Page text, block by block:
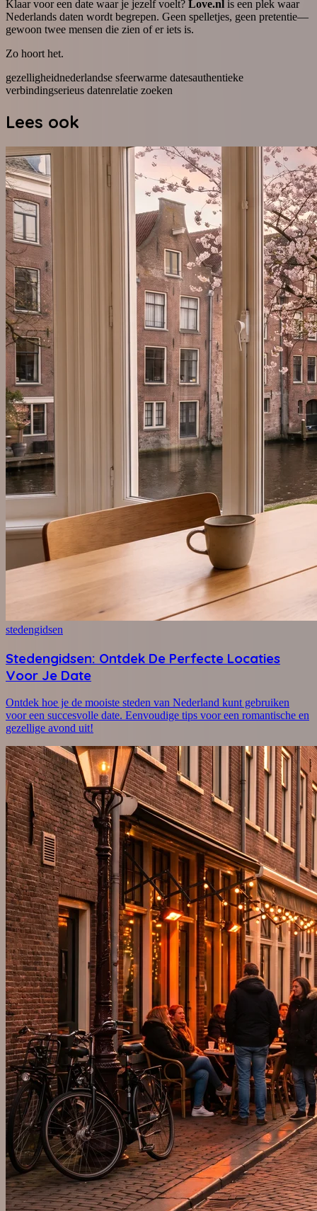
Klaar voor een date waar je jezelf voelt? Love.nl is een plek waar
Nederlands daten wordt begrepen. Geen spelletjes, geen pretentie—
gewoon twee mensen die zien of er iets is.
Zo hoort het.
gezelligheidnederlandse sfeerwarme datesauthentieke
verbindingserieus datenrelatie zoeken
Lees ook
stedengidsen
Stedengidsen: Ontdek De Perfecte Locaties
Voor Je Date
Ontdek hoe je de mooiste steden van Nederland kunt gebruiken
voor een succesvolle date. Eenvoudige tips voor een romantische en
gezellige avond uit!